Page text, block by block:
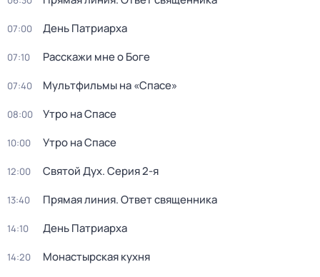
07:00 День Патриарха
07:10 Расскажи мне о Боге
07:40 Мультфильмы на «Спасе»
08:00 Утро на Спасе
10:00 Утро на Спасе
12:00 Святой Дух. Серия 2-я
13:40 Прямая линия. Ответ священника
14:10 День Патриарха
14:20 Монастырская кухня